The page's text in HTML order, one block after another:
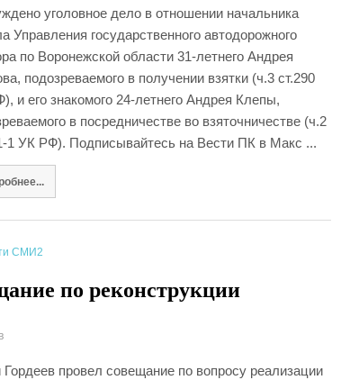
уголовное дело в отношении начальника
Управления государственного автодорожного
по Воронежской области 31-летнего Андрея
подозреваемого в получении взятки (ч.3 ст.290
и его знакомого 24-летнего Андрея Клепы,
в посредничестве во взяточничестве (ч.2
1 УК РФ). Подписывайтесь на Вести ПК в Макс ...
СМИ2
по реконструкции
провел совещание по вопросу реализации